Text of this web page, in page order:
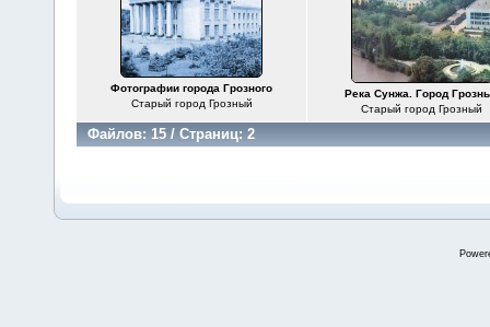
Фотографии города Грозного
Старый город Грозный
Река Сунжа. Город
Старый город Грозный
Файлов: 15 / Страниц: 2